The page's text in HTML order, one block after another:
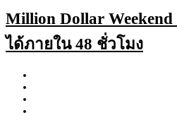
Million Dollar
ได้ภายใน 48 ชั่วโมง